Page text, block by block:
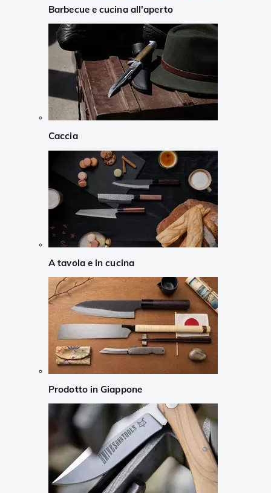
Barbecue e cucina all'aperto
Caccia
A tavola e in cucina
Prodotto in Giappone